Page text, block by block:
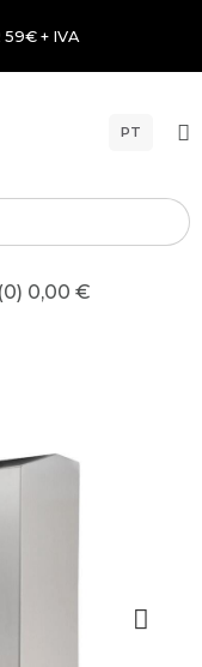
59€ + IVA
PT
(0) 0,00 €